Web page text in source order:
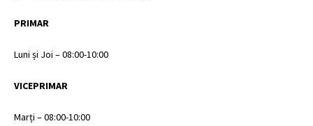
PRIMAR
Luni și Joi – 08:00-10:00
VICEPRIMAR
Marți – 08:00-10:00